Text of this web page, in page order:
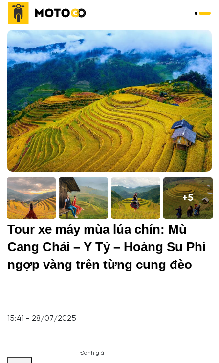
Trang chủ » Tour»
+5
Tour xe máy mùa lúa chín: Mù
Cang Chải – Y Tý – Hoàng Su Phì
ngợp vàng trên từng cung đèo
15:41 - 28/07/2025
Đánh giá